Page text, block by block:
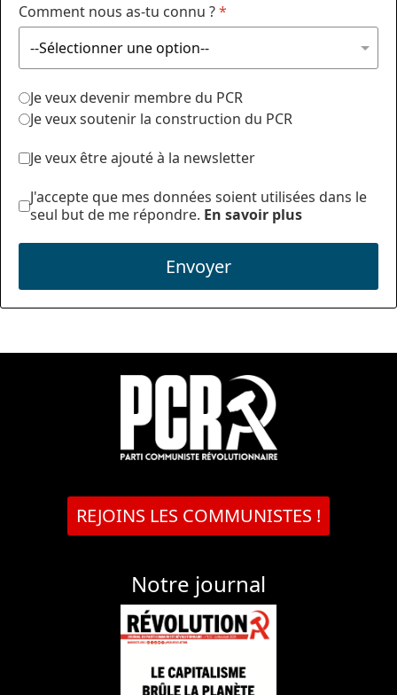
Comment nous as-tu connu ?*
Je veux devenir membre du PCR
Je veux soutenir la construction du PCR
Je veux être ajouté à la newsletter
J'accepte que mes données soient utilisées dans le
seul but de me répondre. En savoir plus
Envoyer
REJOINS LES COMMUNISTES !
Notre journal